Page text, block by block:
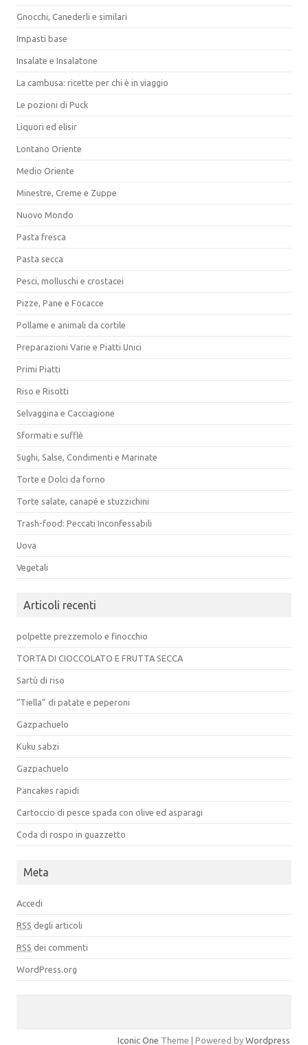
Gnocchi, Canederli e similari
Impasti base
Insalate e Insalatone
La cambusa: ricette per chi è in viaggio
Le pozioni di Puck
Liquori ed elisir
Lontano Oriente
Medio Oriente
Minestre, Creme e Zuppe
Nuovo Mondo
Pasta fresca
Pasta secca
Pesci, molluschi e crostacei
Pizze, Pane e Focacce
Pollame e animali da cortile
Preparazioni Varie e Piatti Unici
Primi Piatti
Riso e Risotti
Selvaggina e Cacciagione
Sformati e sufflè
Sughi, Salse, Condimenti e Marinate
Torte e Dolci da forno
Torte salate, canapé e stuzzichini
Trash-food: Peccati Inconfessabili
Uova
Vegetali
Articoli recenti
polpette prezzemolo e finocchio
TORTA DI CIOCCOLATO E FRUTTA SECCA
Sartù di riso
“Tiella” di patate e peperoni
Gazpachuelo
Kuku sabzi
Gazpachuelo
Pancakes rapidi
Cartoccio di pesce spada con olive ed asparagi
Coda di rospo in guazzetto
Meta
Accedi
RSS degli articoli
RSS dei commenti
WordPress.org
Iconic One Theme | Powered by Wordpress